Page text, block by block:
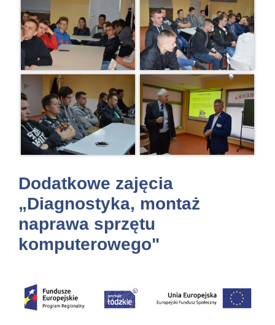
Dodatkowe zajęcia
„Diagnostyka, montaż
naprawa sprzętu
komputerowego"